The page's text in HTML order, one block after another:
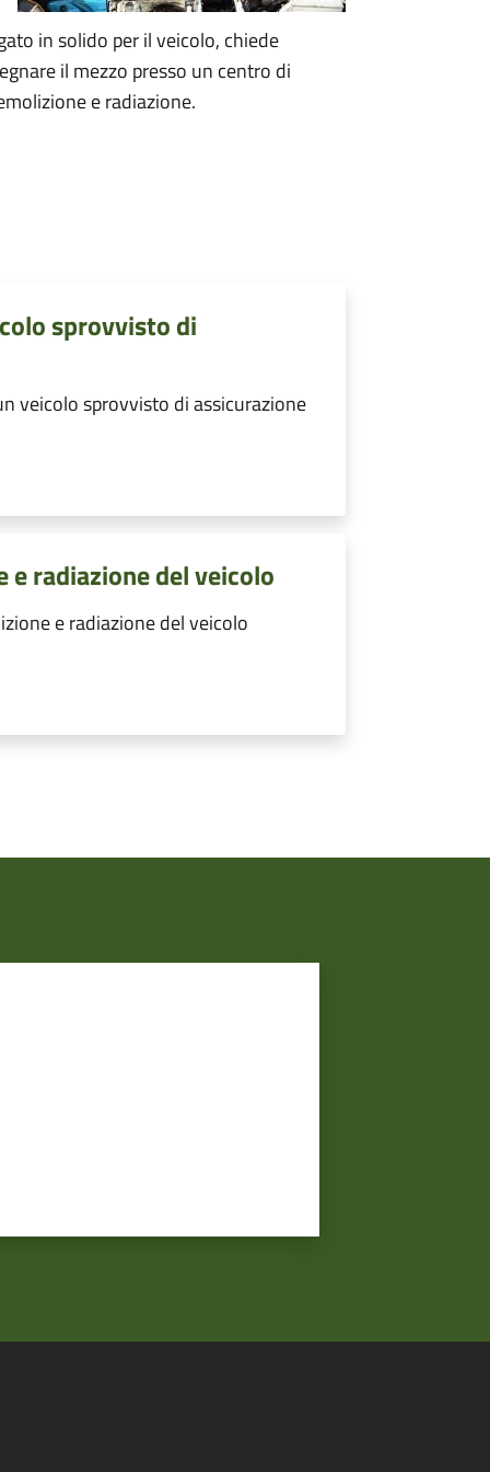
in solido per il veicolo, chiede
il mezzo presso un centro di
e radiazione.
sprovvisto di
veicolo sprovvisto di assicurazione
radiazione del veicolo
e radiazione del veicolo